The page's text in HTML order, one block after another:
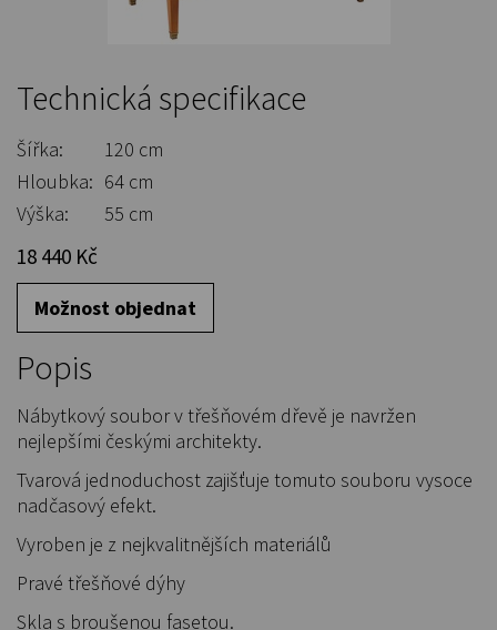
Technická specifikace
Šířka:
120 cm
Hloubka: 64 cm
Výška:
55 cm
18 440 Kč
Možnost objednat
Popis
Nábytkový soubor v třešňovém dřevě je navržen
nejlepšími českými architekty.
Tvarová jednoduchost zajišťuje tomuto souboru vysoce
nadčasový efekt.
Vyroben je z nejkvalitnějších materiálů
Pravé třešňové dýhy
Skla s broušenou fasetou.